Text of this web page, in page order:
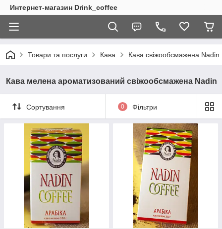
Интернет-магазин Drink_coffee
Товари та послуги Кава Кава свіжообсмажена Nadin
Кава мелена ароматизований свіжообсмажена Nadin
Сортування 0 Фільтри